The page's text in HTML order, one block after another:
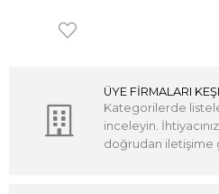
ÜYE FİRMALARI
Kategorilerde
inceleyin.
doğrudan iletişime